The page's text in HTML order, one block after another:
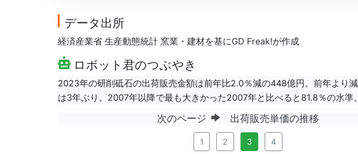
データ出所
経済産業省 生産動態統計 窯業・建材を基にGD Freak!が作成
ロボット君のつぶやき
2023年の研削砥石の出荷販売金額は前年比2.0％減の448億円。前年より
は3年ぶり。2007年以降で最も大きかった2007年と比べると81.8％の水準。
次のページ 出荷販売単価の推移
1 2 3 4